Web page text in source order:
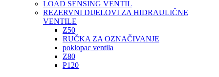
LOAD SENSING VENTIL
REZERVNI DIJELOVI ZA HIDRAULIČNE
VENTILE
Z50
RUČKA ZA OZNAČIVANJE
poklopac ventila
Z80
P120